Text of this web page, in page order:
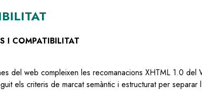
I COMPATIBILITAT
del web compleixen les recomanacions XHTML 1.0
els criteris de marcat semàntic i estructurat per